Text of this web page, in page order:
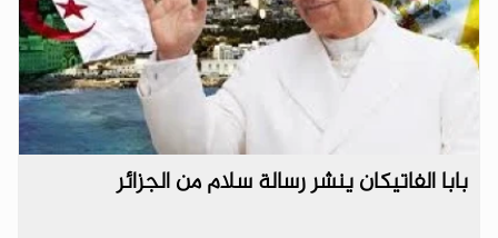
بابا الفاتيكان ينشر رسالة سلام من الجزائر